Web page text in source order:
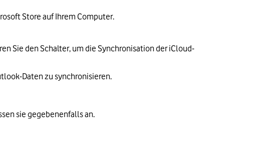
Store auf Ihrem Computer.
Sie den Schalter, um die Synchronisation der iCloud-
Daten zu synchronisieren.
sie gegebenenfalls an.